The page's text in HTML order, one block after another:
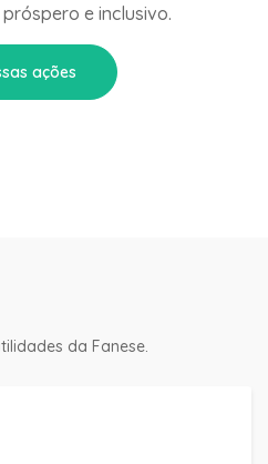
e inclusivo.
ações
da Fanese.